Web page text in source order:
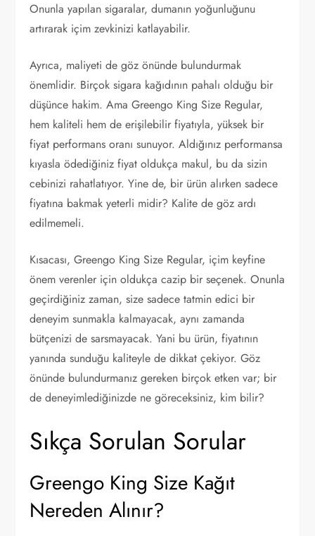
Onunla yapılan sigaralar, dumanın yoğunluğunu
artırarak içim zevkinizi katlayabilir.
Ayrıca, maliyeti de göz önünde bulundurmak
önemlidir. Birçok sigara kağıdının pahalı olduğu bir
düşünce hakim. Ama Greengo King Size Regular,
hem kaliteli hem de erişilebilir fiyatıyla, yüksek bir
fiyat performans oranı sunuyor. Aldığınız performansa
kıyasla ödediğiniz fiyat oldukça makul, bu da sizin
cebinizi rahatlatıyor. Yine de, bir ürün alırken sadece
fiyatına bakmak yeterli midir? Kalite de göz ardı
edilmemeli.
Kısacası, Greengo King Size Regular, içim keyfine
önem verenler için oldukça cazip bir seçenek. Onunla
geçirdiğiniz zaman, size sadece tatmin edici bir
deneyim sunmakla kalmayacak, aynı zamanda
bütçenizi de sarsmayacak. Yani bu ürün, fiyatının
yanında sunduğu kaliteyle de dikkat çekiyor. Göz
önünde bulundurmanız gereken birçok etken var; bir
de deneyimlediğinizde ne göreceksiniz, kim bilir?
Sıkça Sorulan Sorular
Greengo King Size Kağıt
Nereden Alınır?